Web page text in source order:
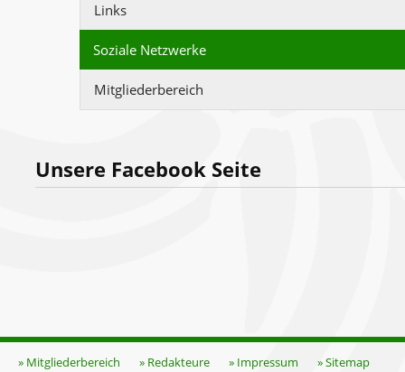
Links
Soziale Netzwerke
Mitgliederbereich
Unsere Facebook Seite
» Mitgliederbereich » Redakteure » Impressum » Sitemap